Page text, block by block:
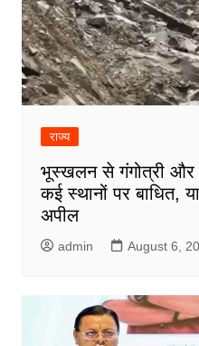
राज्य
भूस्खलन से गंगोत्री और
कई स्थानों पर बाधित,
अपील
admin August 6,